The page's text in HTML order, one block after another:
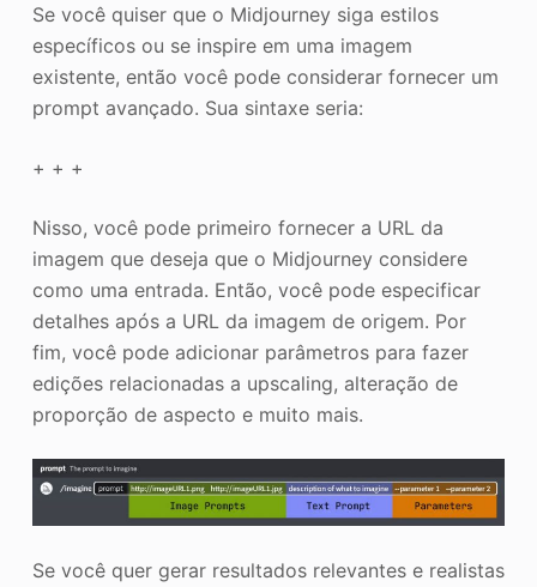
Se você quiser que o Midjourney siga estilos
específicos ou se inspire em uma imagem
existente, então você pode considerar fornecer um
prompt avançado. Sua sintaxe seria:
+ + +
Nisso, você pode primeiro fornecer a URL da
imagem que deseja que o Midjourney considere
como uma entrada. Então, você pode especificar
detalhes após a URL da imagem de origem. Por
fim, você pode adicionar parâmetros para fazer
edições relacionadas a upscaling, alteração de
proporção de aspecto e muito mais.
Se você quer gerar resultados relevantes e realistas